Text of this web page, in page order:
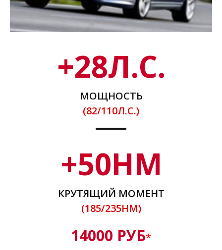
+28Л.С.
МОЩНОСТЬ
(82/110Л.С.)
+50НМ
КРУТЯЩИЙ МОМЕНТ
(185/235НМ)
14000 РУБ*